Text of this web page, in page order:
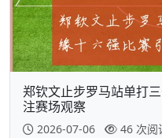
郑钦文止步罗马站单打
注赛场观察
2026-07-06 46 次阅